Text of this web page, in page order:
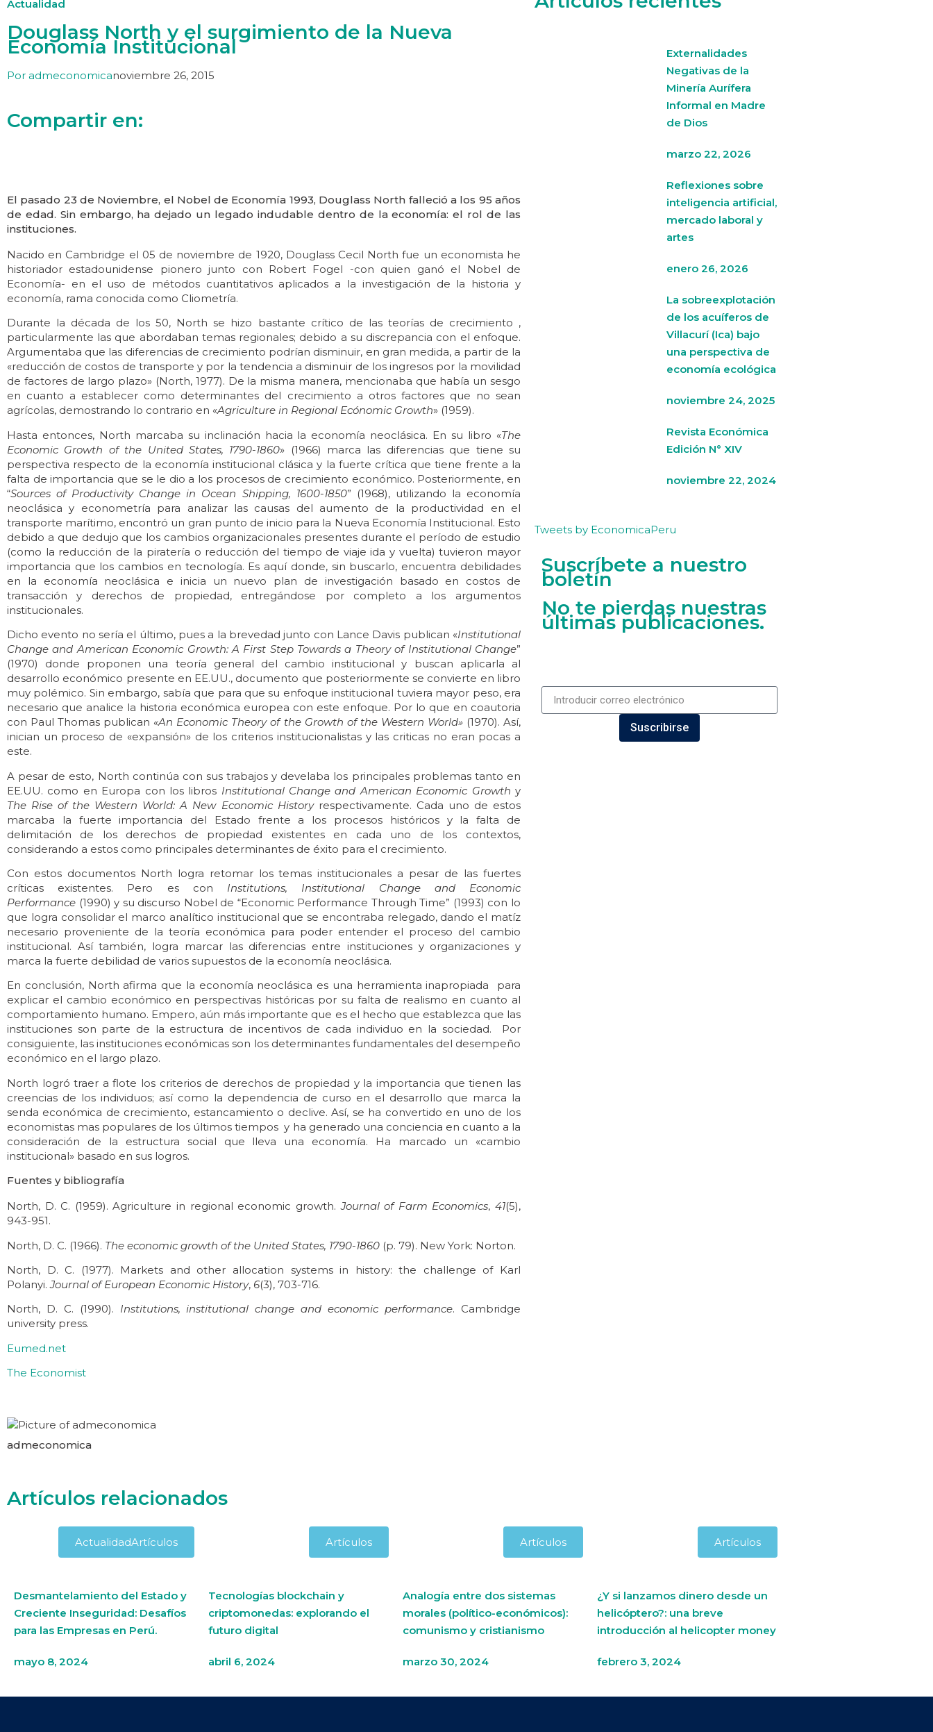
Actualidad
Douglass North y el surgimiento de la Nueva
Economía Institucional
Por admeconomicanoviembre 26, 2015
Compartir en:
El pasado 23 de Noviembre, el Nobel de Economía 1993, Douglass North falleció a los 95 años
de edad. Sin embargo, ha dejado un legado indudable dentro de la economía: el rol de las
instituciones.
Nacido en Cambridge el 05 de noviembre de 1920, Douglass Cecil North fue un economista he
historiador estadounidense pionero junto con Robert Fogel -con quien ganó el Nobel de
Economía- en el uso de métodos cuantitativos aplicados a la investigación de la historia y
economía, rama conocida como Cliometría.
Durante la década de los 50, North se hizo bastante crítico de las teorías de crecimiento ,
particularmente las que abordaban temas regionales; debido a su discrepancia con el enfoque.
Argumentaba que las diferencias de crecimiento podrían disminuir, en gran medida, a partir de la
«reducción de costos de transporte y por la tendencia a disminuir de los ingresos por la movilidad
de factores de largo plazo» (North, 1977). De la misma manera, mencionaba que había un sesgo
en cuanto a establecer como determinantes del crecimiento a otros factores que no sean
agrícolas, demostrando lo contrario en «Agriculture in Regional Ecónomic Growth» (1959).
Hasta entonces, North marcaba su inclinación hacia la economía neoclásica. En su libro «The
Economic Growth of the United States, 1790-1860» (1966) marca las diferencias que tiene su
perspectiva respecto de la economía institucional clásica y la fuerte crítica que tiene frente a la
falta de importancia que se le dio a los procesos de crecimiento económico. Posteriormente, en
“Sources of Productivity Change in Ocean Shipping, 1600-1850” (1968), utilizando la economía
neoclásica y econometría para analizar las causas del aumento de la productividad en el
transporte marítimo, encontró un gran punto de inicio para la Nueva Economía Institucional. Esto
debido a que dedujo que los cambios organizacionales presentes durante el período de estudio
(como la reducción de la piratería o reducción del tiempo de viaje ida y vuelta) tuvieron mayor
importancia que los cambios en tecnología. Es aquí donde, sin buscarlo, encuentra debilidades
en la economía neoclásica e inicia un nuevo plan de investigación basado en costos de
transacción y derechos de propiedad, entregándose por completo a los argumentos
institucionales.
Dicho evento no sería el último, pues a la brevedad junto con Lance Davis publican «Institutional
Change and American Economic Growth: A First Step Towards a Theory of Institutional Change”
(1970) donde proponen una teoría general del cambio institucional y buscan aplicarla al
desarrollo económico presente en EE.UU., documento que posteriormente se convierte en libro
muy polémico. Sin embargo, sabía que para que su enfoque institucional tuviera mayor peso, era
necesario que analice la historia económica europea con este enfoque. Por lo que en coautoria
con Paul Thomas publican «An Economic Theory of the Growth of the Western World»(1970). Así,
inician un proceso de «expansión» de los criterios institucionalistas y las criticas no eran pocas a
este.
A pesar de esto, North continúa con sus trabajos y develaba los principales problemas tanto en
EE.UU. como en Europa con los libros Institutional Change and American Economic Growth y
The Rise of the Western World: A New Economic Historyrespectivamente. Cada uno de estos
marcaba la fuerte importancia del Estado frente a los procesos históricos y la falta de
delimitación de los derechos de propiedad existentes en cada uno de los contextos,
considerando a estos como principales determinantes de éxito para el crecimiento.
Con estos documentos North logra retomar los temas institucionales a pesar de las fuertes
críticas existentes. Pero es con Institutions, Institutional Change and Economic
Performance (1990) y su discurso Nobel de “Economic Performance Through Time” (1993) con lo
que logra consolidar el marco analítico institucional que se encontraba relegado, dando el matíz
necesario proveniente de la teoría económica para poder entender el proceso del cambio
institucional. Así también, logra marcar las diferencias entre instituciones y organizaciones y
marca la fuerte debilidad de varios supuestos de la economía neoclásica.
En conclusión, North afirma que la economía neoclásica es una herramienta inapropiada para
explicar el cambio económico en perspectivas históricas por su falta de realismo en cuanto al
comportamiento humano. Empero, aún más importante que es el hecho que establezca que las
instituciones son parte de la estructura de incentivos de cada individuo en la sociedad. Por
consiguiente, las instituciones económicas son los determinantes fundamentales del desempeño
económico en el largo plazo.
North logró traer a flote los criterios de derechos de propiedad y la importancia que tienen las
creencias de los individuos; así como la dependencia de curso en el desarrollo que marca la
senda económica de crecimiento, estancamiento o declive. Así, se ha convertido en uno de los
economistas mas populares de los últimos tiempos y ha generado una conciencia en cuanto a la
consideración de la estructura social que lleva una economía. Ha marcado un «cambio
institucional» basado en sus logros.
Fuentes y bibliografía
North, D. C. (1959). Agriculture in regional economic growth.Journal of Farm Economics, 41(5),
943-951.
North, D. C. (1966). The economic growth of the United States, 1790-1860 (p. 79). New York: Norton.
North, D. C. (1977). Markets and other allocation systems in history: the challenge of Karl
Polanyi.Journal of European Economic History, 6(3), 703-716.
North, D. C. (1990). Institutions, institutional change and economic performance. Cambridge
university press.
Eumed.net
The Economist
admeconomica
Externalidades
Negativas de la
Minería Aurífera
Informal en Madre
de Dios
marzo 22, 2026
Reflexiones sobre
inteligencia artificial,
mercado laboral y
artes
enero 26, 2026
La sobreexplotación
de los acuíferos de
Villacurí (Ica) bajo
una perspectiva de
economía ecológica
noviembre 24, 2025
Revista Económica
Edición N° XIV
noviembre 22, 2024
Tweets by EconomicaPeru
Suscríbete a nuestro
boletín
No te pierdas nuestras
últimas publicaciones.
Suscribirse
Artículos relacionados
ActualidadArtículos
Desmantelamiento del Estado y
Creciente Inseguridad: Desafíos
para las Empresas en Perú.
mayo 8, 2024
Artículos
Tecnologías blockchain y
criptomonedas: explorando el
futuro digital
abril 6, 2024
Artículos
Analogía entre dos sistemas
morales (político-económicos):
comunismo y cristianismo
marzo 30, 2024
Artículos
¿Y si lanzamos dinero desde un
helicóptero?: una breve
introducción al helicopter money
febrero 3, 2024